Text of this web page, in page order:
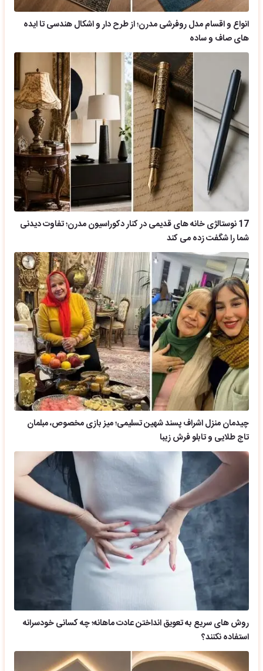
انواع و اقسام مدل روفرشی مدرن؛ از طرح دار و اشکال هندسی تا ایده
های صاف و ساده
17 نوستالژی خانه های قدیمی در کنار دکوراسیون مدرن؛ تفاوت دیدنی
شما را شگفت زده می کند
چیدمان منزل اشراف پسند شهین تسلیمی؛ میز بازی مخصوص، مبلمان
تاج طلایی و تابلو فرش زیبا
روش های سریع به تعویق انداختن عادت ماهانه؛ چه کسانی خودسرانه
استفاده نکنند؟